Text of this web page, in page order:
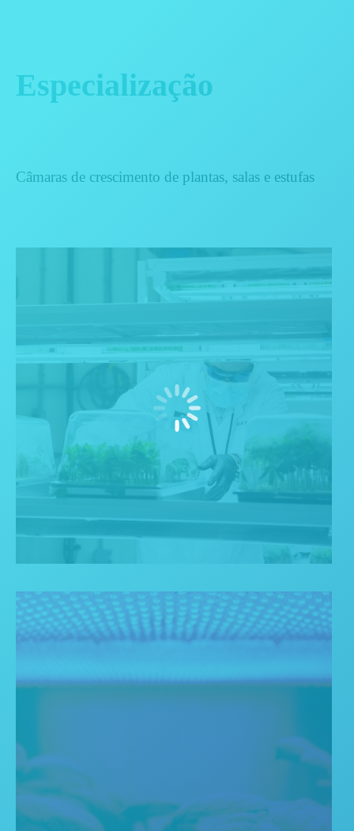
Especialização
Câmaras de crescimento de plantas, salas e estufas